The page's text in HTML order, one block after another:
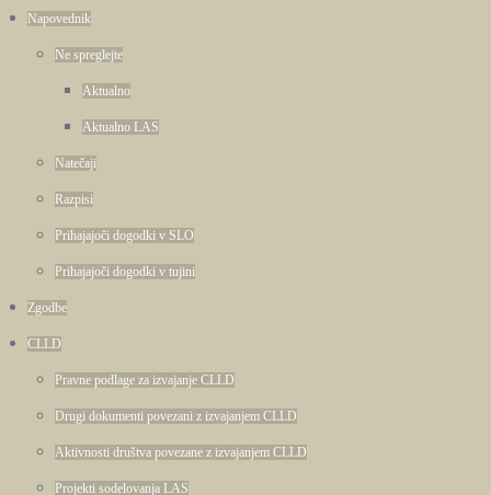
Napovednik
Ne spreglejte
Aktualno
Aktualno LAS
Natečaji
Razpisi
Prihajajoči dogodki v SLO
Prihajajoči dogodki v tujini
Zgodbe
CLLD
Pravne podlage za izvajanje CLLD
Drugi dokumenti povezani z izvajanjem CLLD
Aktivnosti društva povezane z izvajanjem CLLD
Projekti sodelovanja LAS